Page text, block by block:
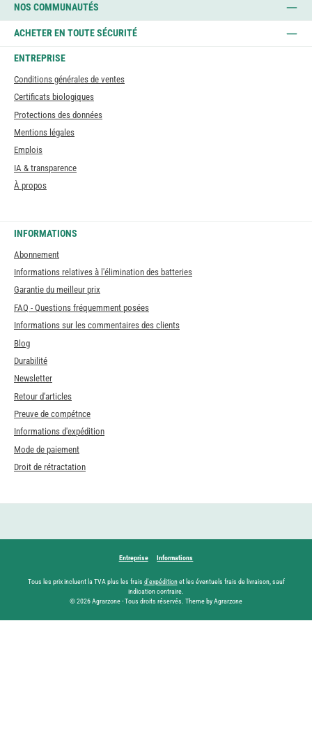
NOS COMMUNAUTÉS
ACHETER EN TOUTE SÉCURITÉ
ENTREPRISE
Conditions générales de ventes
Certificats biologiques
Protections des données
Mentions légales
Emplois
IA & transparence
À propos
INFORMATIONS
Abonnement
Informations relatives à l'élimination des batteries
Garantie du meilleur prix
FAQ - Questions fréquemment posées
Informations sur les commentaires des clients
Blog
Durabilité
Newsletter
Retour d'articles
Preuve de compétnce
Informations d'expédition
Mode de paiement
Droit de rétractation
Entreprise Informations
Tous les prix incluent la TVA plus les frais d'expéditionet les éventuels frais de livraison, sauf
indication contraire.
© 2026 Agrarzone - Tous droits réservés. Theme by Agrarzone